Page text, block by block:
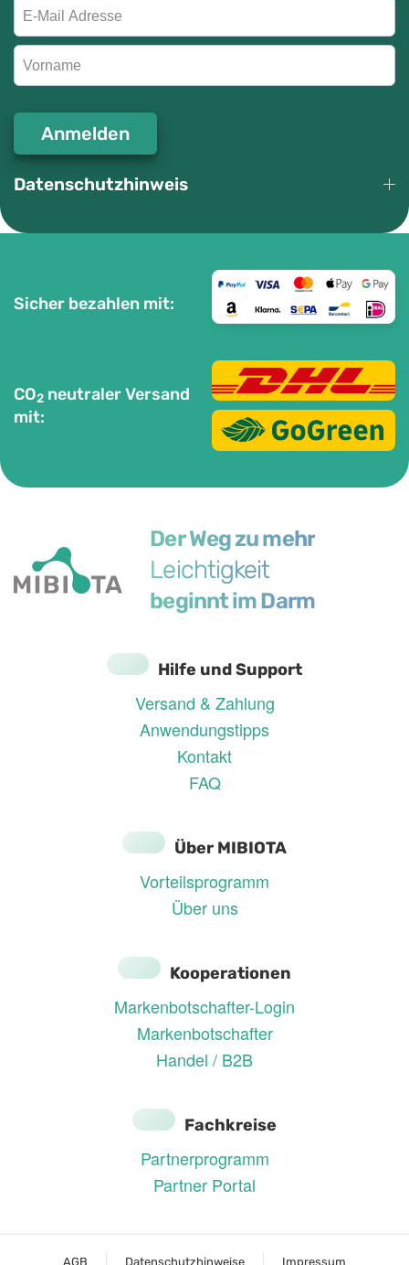
Anmelden
Datenschutzhinweis
Sicher bezahlen mit:
CO2 neutraler Versand
mit:
Der Weg zu mehr
Leichtigkeit
beginnt im Darm
Hilfe und Support
Versand & Zahlung
Anwendungstipps
Kontakt
FAQ
Über MIBIOTA
Vorteilsprogramm
Über uns
Kooperationen
Markenbotschafter-Login
Markenbotschafter
Handel / B2B
Fachkreise
Partnerprogramm
Partner Portal
AGB Datenschutzhinweise Impressum